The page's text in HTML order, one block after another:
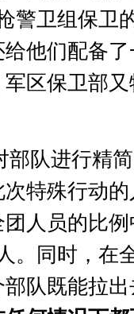
警卫组保卫
他们配备
区保卫部
部队进行精
特殊行动
人员的比
。同时，在
队既能拉